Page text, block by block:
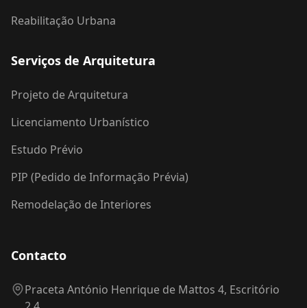
Reabilitação Urbana
Serviços de Arquitetura
Projeto de Arquitetura
Licenciamento Urbanístico
Estudo Prévio
PIP (Pedido de Informação Prévia)
Remodelação de Interiores
Contacto
Praceta António Henrique de Mattos 4, Escritório